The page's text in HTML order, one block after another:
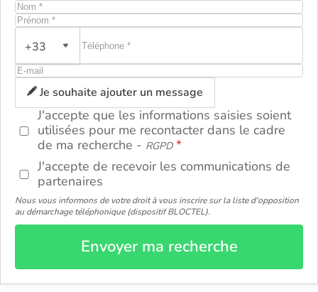
+33
Je souhaite ajouter un message
J'accepte que les informations saisies soient
utilisées pour me recontacter dans le cadre
de ma recherche - RGPD
J'accepte de recevoir les communications de
partenaires
Nous vous informons de votre droit à vous inscrire sur la liste d'opposition
au démarchage téléphonique (dispositif BLOCTEL).
Envoyer ma recherche
ou